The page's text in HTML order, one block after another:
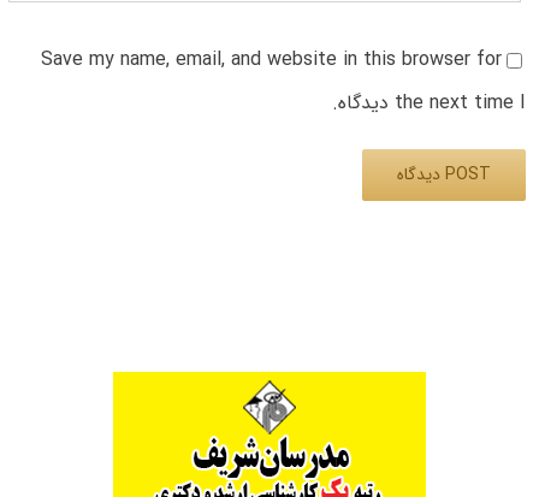
Save my name, email, and website in this browser for
the next time I دیدگاه.